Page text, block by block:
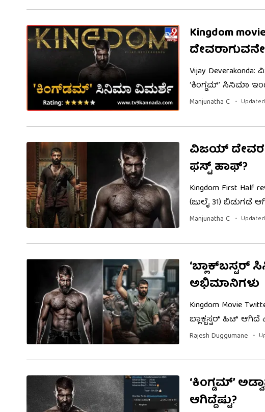
Kingdom
Vijay
‘ಕಿಂಗ್ಡಮ್’ ಸಿನಿಮಾ
ಸಿನಿಮಾನಲ್ಲಿ
Manjunatha C
ವಿಜಯ್
ಫಸ್ಟ್ ಹಾಫ್?
Kingdom First
(ಜುಲೈ 31) ಬಿಡುಗಡೆ
‘ಕಿಂಗ್ಡಮ್’ ಸಿನಿಮಾ
Manjunatha C
‘ಬ್ಲಾಕ್​ಬಸ್ಟರ್
ಅಭಿಮಾನಿಗಳು
Kingdom Movie
ಬ್ಲಾಕ್ಬಸ್ಟರ್ ಹಿಟ್
ವಿಜಯ್ ಅವರ ಅದ್ಭುತ
ಬೀರಿದೆ.
Rajesh Duggumane
‘ಕಿಂಗ್ಡಮ್’
ಆಗಿದ್ದೆಷ್ಟು?